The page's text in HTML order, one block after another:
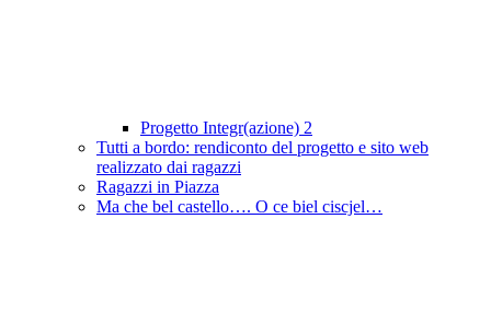
Progetto Integr(azione) 2
Tutti a bordo: rendiconto del progetto e sito web
realizzato dai ragazzi
Ragazzi in Piazza
Ma che bel castello…. O ce biel ciscjel…